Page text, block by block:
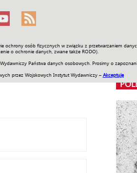
ochrony osób fizycznych w związku z przetwarzaniem
o ochronie danych, zwane także RODO).
Państwa danych osobowych. Prosimy o
przez Wojskowych Instytut Wydawniczy – Akceptuję
Galerie Wideo ENGLISH SKLEP